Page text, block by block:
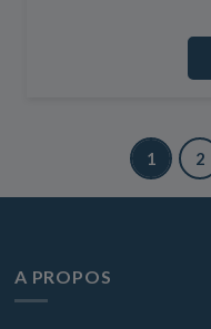
1 2
A PROPOS